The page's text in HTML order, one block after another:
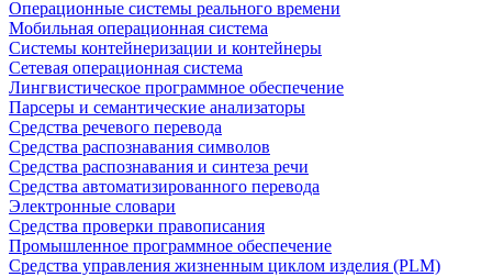
Операционные системы реального времени
Мобильная операционная система
Системы контейнеризации и контейнеры
Сетевая операционная система
Лингвистическое программное обеспечение
Парсеры и семантические анализаторы
Средства речевого перевода
Средства распознавания символов
Средства распознавания и синтеза речи
Средства автоматизированного перевода
Электронные словари
Средства проверки правописания
Промышленное программное обеспечение
Средства управления жизненным циклом изделия (PLM)